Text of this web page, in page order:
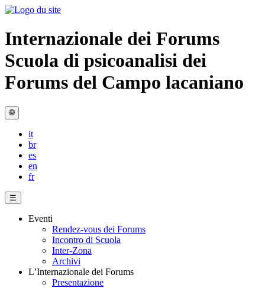
Internazionale dei Forums
Scuola di psicoanalisi dei
Forums del Campo lacaniano
🌐
it
br
es
en
fr
☰
Eventi
Rendez-vous dei Forums
Incontro di Scuola
Inter-Zona
Archivi
L’Internazionale dei Forums
Presentazione